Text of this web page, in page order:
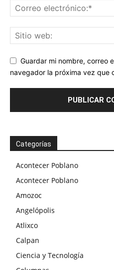
Guardar mi nombre, correo
navegador la próxima vez que
Categorías
Acontecer Poblano
Acontecer Poblano
Amozoc
Angelópolis
Atlixco
Calpan
Ciencia y Tecnología